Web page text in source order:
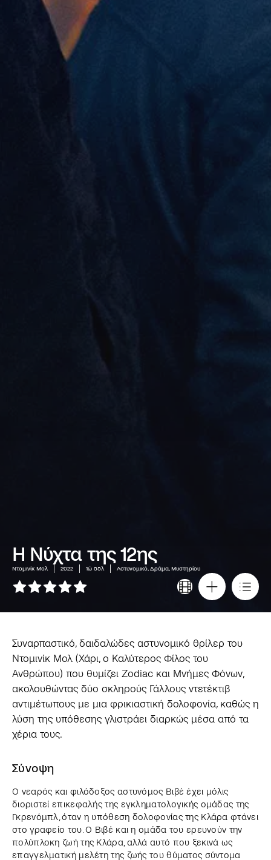
Η Νύχτα της 12ης
Ντομινίκ Μολ 2022 1ώ 55λ Αστυνομικό, Δράμα, Μυστηρίου
Συναρπαστικό, δαιδαλώδες αστυνομικό θρίλερ του
Ντομινίκ Μολ (Χάρι, ο Καλύτερος Φίλος του
Ανθρώπου) που θυμίζει Zodiac και Μνήμες Φόνων,
ακολουθώντας δύο σκληρούς Γάλλους ντετέκτιβ
αντιμέτωπους με μια φρικιαστική δολοφονία, καθώς η
λύση της υπόθεσης γλιστράει διαρκώς μέσα από τα
χέρια τους.
Σύνοψη
Ο νεαρός και φιλόδοξος αστυνόμος Βιβέ έχει μόλις
διοριστεί επικεφαλής της εγκληματολογικής ομάδας της
Γκρενόμπλ, όταν η υπόθεση δολοφονίας της Κλάρα φτάνει
στο γραφείο του. Ο Βιβέ και η ομάδα του ερευνούν την
πολύπλοκη ζωή της Κλάρα, αλλά αυτό που ξεκινά ως
επαγγελματική μελέτη της ζωής του θύματος σύντομα